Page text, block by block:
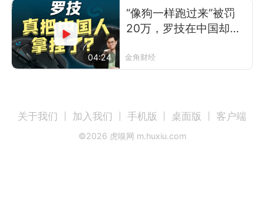
04:24
“像狗一样跑过来”被罚
20万，罗技在中国却卖
金角财经
关于我们 加入我们 手机版 桌面版 客户端
©2026 虎嗅网 m.huxiu.com